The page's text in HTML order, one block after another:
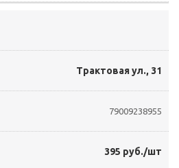
Трактовая ул., 31
79009238955
395 руб./шт